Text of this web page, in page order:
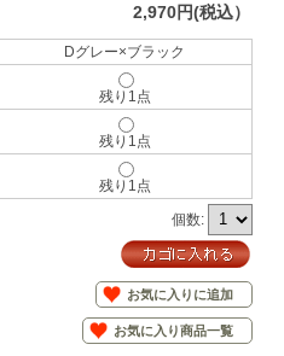
2,970円(税込）
Dグレー×ブラック
残り1点
残り1点
残り1点
個数:
お気に入りに追加
お気に入り商品一覧